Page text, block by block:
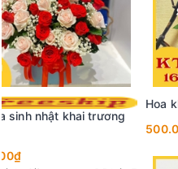
Hoa khai trương KT11